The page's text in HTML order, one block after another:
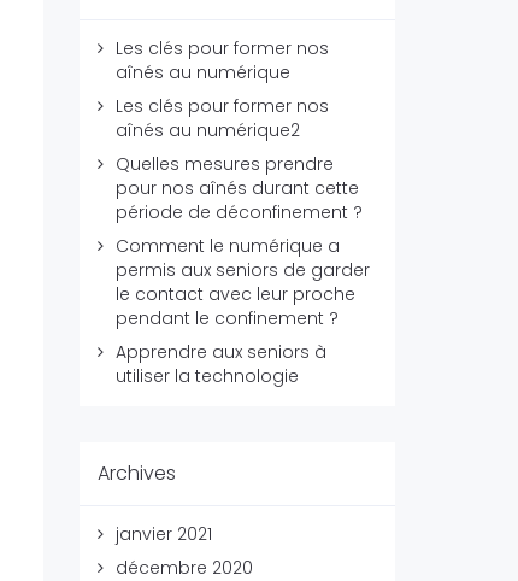
Les clés pour former nos
aînés au numérique
Les clés pour former nos
aînés au numérique2
Quelles mesures prendre
pour nos aînés durant cette
période de déconfinement ?
Comment le numérique a
permis aux seniors de garder
le contact avec leur proche
pendant le confinement ?
Apprendre aux seniors à
utiliser la technologie
Archives
janvier 2021
décembre 2020